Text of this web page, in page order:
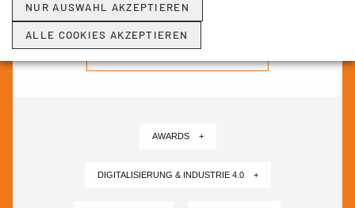
AWARDS +
DIGITALISIERUNG & INDUSTRIE 4.0 +
NUR AUSWAHL AKZEPTIEREN
ALLE COOKIES AKZEPTIEREN